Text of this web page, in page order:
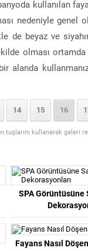
kullanılan
nedeniyle genel
de beyaz ve
olması
alanda
14 15 16
tuşlarını kullanarak galeri
SPA Görüntüsüne
Fayans Nasıl